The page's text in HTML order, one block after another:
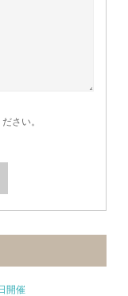
さい。
開催